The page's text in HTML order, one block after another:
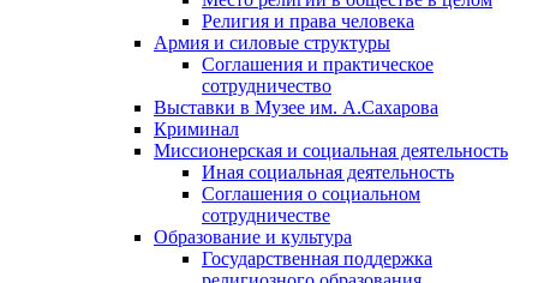
Религия и права человека
Армия и силовые структуры
Соглашения и практическое
сотрудничество
Выставки в Музее им. А.Сахарова
Криминал
Миссионерская и социальная деятельность
Иная социальная деятельность
Соглашения о социальном
сотрудничестве
Образование и культура
Государственная поддержка